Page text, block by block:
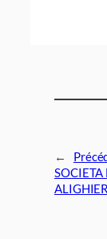
←
SOCIETA